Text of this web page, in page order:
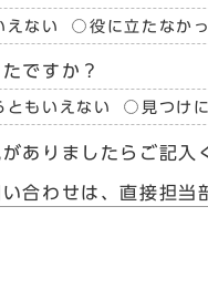
えない 役に立たなか
ですか？
ともいえない 見つけ
ありましたらご記入
い合わせは、直接担